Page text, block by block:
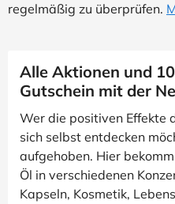
regelmäßig zu überprüfen.
Alle Aktionen und
Gutschein mit der
Wer die positiven Effekte
sich selbst entdecken
aufgehoben. Hier
Öl in verschiedenen
Kapseln, Kosmetik,